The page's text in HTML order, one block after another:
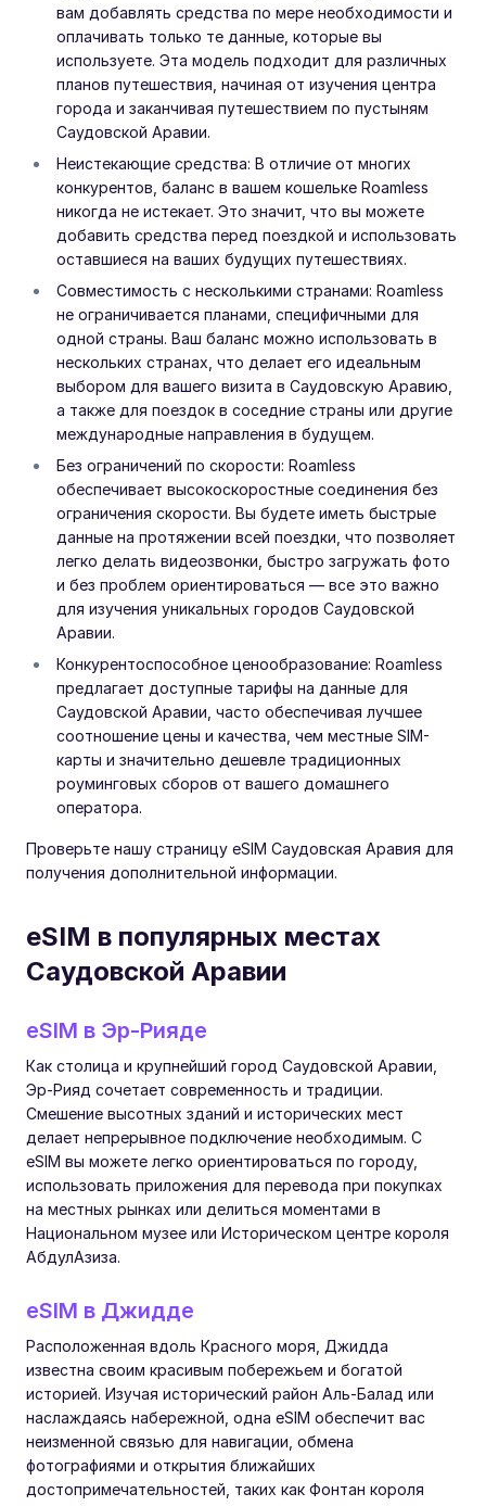
вам добавлять средства по мере необходимости и
оплачивать только те данные, которые вы
используете. Эта модель подходит для различных
планов путешествия, начиная от изучения центра
города и заканчивая путешествием по пустыням
Саудовской Аравии.
Неистекающие средства: В отличие от многих
конкурентов, баланс в вашем кошельке Roamless
никогда не истекает. Это значит, что вы можете
добавить средства перед поездкой и использовать
оставшиеся на ваших будущих путешествиях.
Совместимость с несколькими странами: Roamless
не ограничивается планами, специфичными для
одной страны. Ваш баланс можно использовать в
нескольких странах, что делает его идеальным
выбором для вашего визита в Саудовскую Аравию,
а также для поездок в соседние страны или другие
международные направления в будущем.
Без ограничений по скорости: Roamless
обеспечивает высокоскоростные соединения без
ограничения скорости. Вы будете иметь быстрые
данные на протяжении всей поездки, что позволяет
легко делать видеозвонки, быстро загружать фото
и без проблем ориентироваться — все это важно
для изучения уникальных городов Саудовской
Аравии.
Конкурентоспособное ценообразование: Roamless
предлагает доступные тарифы на данные для
Саудовской Аравии, часто обеспечивая лучшее
соотношение цены и качества, чем местные SIM-
карты и значительно дешевле традиционных
роуминговых сборов от вашего домашнего
оператора.
Проверьте нашу страницу eSIM Саудовская Аравия для
получения дополнительной информации.
eSIM в популярных местах
Саудовской Аравии
eSIM в Эр-Рияде
Как столица и крупнейший город Саудовской Аравии,
Эр-Рияд сочетает современность и традиции.
Смешение высотных зданий и исторических мест
делает непрерывное подключение необходимым. С
eSIM вы можете легко ориентироваться по городу,
использовать приложения для перевода при покупках
на местных рынках или делиться моментами в
Национальном музее или Историческом центре короля
АбдулАзиза.
eSIM в Джидде
Расположенная вдоль Красного моря, Джидда
известна своим красивым побережьем и богатой
историей. Изучая исторический район Аль-Балад или
наслаждаясь набережной, одна eSIM обеспечит вас
неизменной связью для навигации, обмена
фотографиями и открытия ближайших
достопримечательностей, таких как Фонтан короля